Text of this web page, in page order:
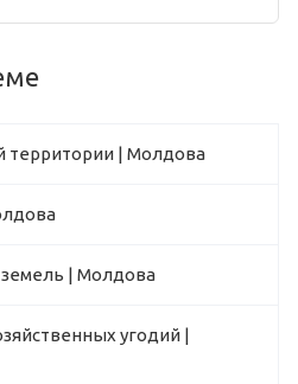
территории | Молдова
| Молдова
угодий |